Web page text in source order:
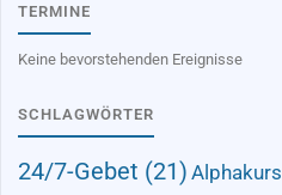
TERMINE
Keine bevorstehenden Ereignisse
SCHLAGWÖRTER
24/7-Gebet (21) Alphakurs